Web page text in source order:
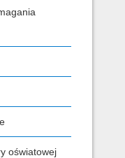
oświatowej